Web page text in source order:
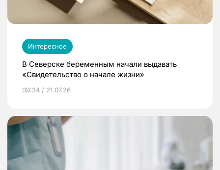
Интересное
В Северске беременным начали выдавать
«Свидетельство о начале жизни»
09:34 / 21.07.26